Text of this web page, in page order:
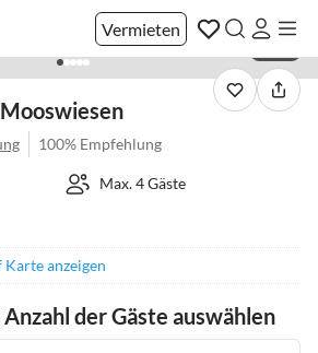
Vermieten
100% Empfehlung
Max. 4 Gäste
Karte anzeigen
der Gäste auswählen